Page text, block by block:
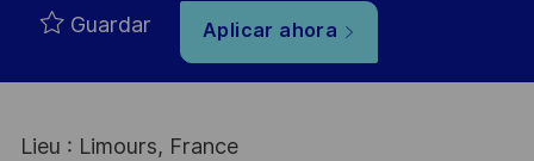
Guardar Aplicar ahora
Lieu : Limours, France